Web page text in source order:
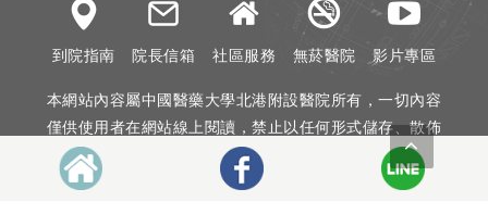
到院指南 院長信箱 社區服務 無菸醫院 影片專區
本網站內容屬中國醫藥大學北港附設醫院所有，一切內容
僅供使用者在網站線上閱讀，禁止以任何形式儲存、散佈
或重製部分或全部內容
本網站建議以Internet Explorer 10以上、Firefox或Google